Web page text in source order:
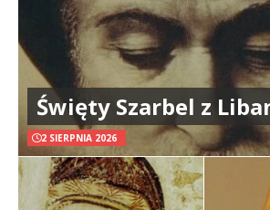
Święty Szarbel z
2 SIERPNIA 2026